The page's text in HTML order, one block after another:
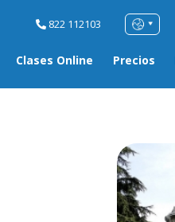
Clases Online Precios
822 112103